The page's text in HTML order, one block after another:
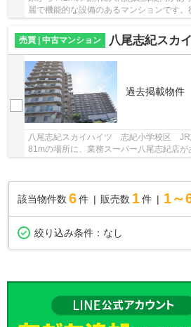
麗で機能的な設備のあるマンションです
売買 | 中古マンション
八尾志紀スカイハイツ
過去掲載物件
八尾志紀スカイハイツ 志紀小学校区 JR
81mの場所に、業務スーパー八尾志紀店が
エレベーターが付いています。11階建ての
該当物件数 6件 販売数 1 件 1～
絞り込み条件： なし